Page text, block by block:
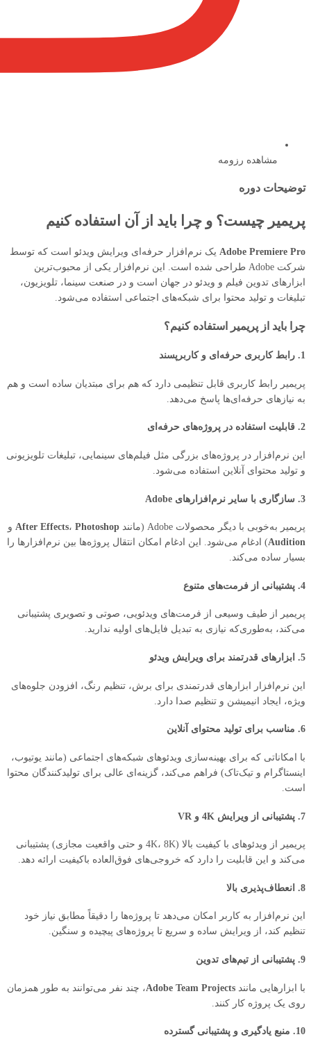
مشاهده رزومه
توضیحات دوره
پریمیر چیست؟ و چرا باید از آن استفاده کنیم
Adobe Premiere Pro یک نرم‌افزار حرفه‌ای ویرایش ویدئو است که توسط
شرکت Adobe طراحی شده است. این نرم‌افزار یکی از محبوب‌ترین
ابزارهای تدوین فیلم و ویدئو در جهان است و در صنعت سینما، تلویزیون،
تبلیغات و تولید محتوا برای شبکه‌های اجتماعی استفاده می‌شود.
چرا باید از پریمیر استفاده کنیم؟
1. رابط کاربری حرفه‌ای و کاربرپسند
پریمیر رابط کاربری قابل تنظیمی دارد که هم برای مبتدیان ساده است و هم
به نیازهای حرفه‌ای‌ها پاسخ می‌دهد.
2. قابلیت استفاده در پروژه‌های حرفه‌ای
این نرم‌افزار در پروژه‌های بزرگی مثل فیلم‌های سینمایی، تبلیغات تلویزیونی
و تولید محتوای آنلاین استفاده می‌شود.
3. سازگاری با سایر نرم‌افزارهای Adobe
پریمیر به‌خوبی با دیگر محصولات Adobe (مانند After Effects، Photoshop
و
Audition) ادغام می‌شود. این ادغام امکان انتقال پروژه‌ها بین نرم‌افزارها را
بسیار ساده می‌کند.
4. پشتیبانی از فرمت‌های متنوع
پریمیر از طیف وسیعی از فرمت‌های ویدئویی، صوتی و تصویری پشتیبانی
می‌کند، به‌طوری‌که نیازی به تبدیل فایل‌های اولیه ندارید.
5. ابزارهای قدرتمند برای ویرایش ویدئو
این نرم‌افزار ابزارهای قدرتمندی برای برش، تنظیم رنگ، افزودن جلوه‌های
ویژه، ایجاد انیمیشن و تنظیم صدا دارد.
6. مناسب برای تولید محتوای آنلاین
با امکاناتی که برای بهینه‌سازی ویدئوهای شبکه‌های اجتماعی (مانند یوتیوب،
اینستاگرام و تیک‌تاک) فراهم می‌کند، گزینه‌ای عالی برای تولیدکنندگان محتوا
است.
7. پشتیبانی از ویرایش 4K و VR
پریمیر از ویدئوهای با کیفیت بالا (4K، 8K و حتی واقعیت مجازی) پشتیبانی
می‌کند و این قابلیت را دارد که خروجی‌های فوق‌العاده باکیفیت ارائه دهد.
8. انعطاف‌پذیری بالا
این نرم‌افزار به کاربر امکان می‌دهد تا پروژه‌ها را دقیقاً مطابق نیاز خود
تنظیم کند، از ویرایش ساده و سریع تا پروژه‌های پیچیده و سنگین.
9. پشتیبانی از تیم‌های تدوین
با ابزارهایی مانند Adobe Team Projects، چند نفر می‌توانند به طور همزمان
روی یک پروژه کار کنند.
10. منبع یادگیری و پشتیبانی گسترده